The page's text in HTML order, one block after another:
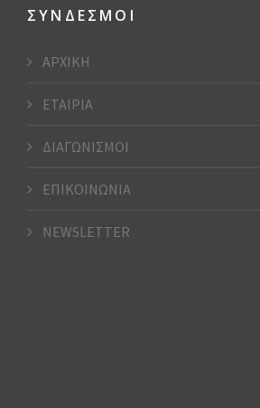
ΣΥΝΔΕΣΜΟΙ
ΑΡΧΙΚΗ
ΕΤΑΙΡΙΑ
ΔΙΑΓΩΝΙΣΜΟΙ
ΕΠΙΚΟΙΝΩΝΙΑ
NEWSLETTER